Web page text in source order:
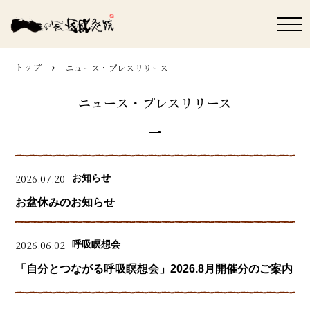
トップ ニュース・プレスリリース
ニュース・プレスリリース
お盆休みのお知らせ
お知らせ
2026.07.20
「自分とつながる呼吸瞑想会」2026.8月開催分のご案内
呼吸瞑想会
2026.06.02